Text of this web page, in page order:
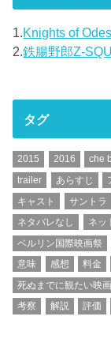
1.Knights of
2.鉄腸野郎Z-
タグ
2015 2016 che
trailer
あらすじ
キャスト
サントラ
ネタバレなし
ネッ
ベルリン国際映画祭
意味
感想 料金
死ぬまでに観たい映
考察
解説 評価